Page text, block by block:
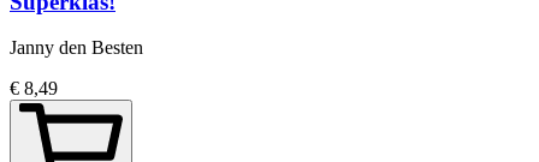
Janny den Besten
€ 8,49